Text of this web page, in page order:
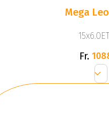
Mega
Fr.